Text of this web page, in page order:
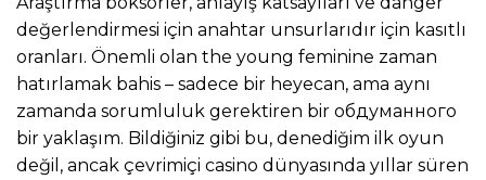
değerlendirmesi için anahtar unsurlarıdır için kasıtlı
oranları. Önemli olan the young feminine zaman
hatırlamak bahis – sadece bir heyecan, ama aynı
zamanda sorumluluk gerektiren bir обдуманного
bir yaklaşım. Bildiğiniz gibi bu, denediğim ilk oyun
değil, ancak çevrimiçi casino dünyasında yıllar süren